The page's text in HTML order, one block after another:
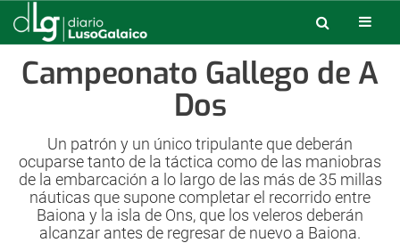
Campeonato Gallego de A
Dos
Un patrón y un único tripulante que deberán
ocuparse tanto de la táctica como de las maniobras
de la embarcación a lo largo de las más de 35 millas
náuticas que supone completar el recorrido entre
Baiona y la isla de Ons, que los veleros deberán
alcanzar antes de regresar de nuevo a Baiona.